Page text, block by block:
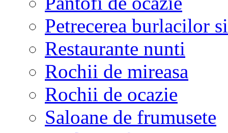
Petrecerea burlacilor
Restaurante nunti
Rochii de mireasa
Rochii de ocazie
Saloane de frumusete